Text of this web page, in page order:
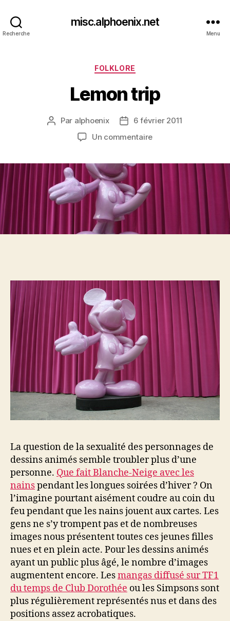
Recherche
misc.alphoenix.net
Menu
Catégories
FOLKLORE
Lemon trip
Auteur
Par alphoenix
Date6 février 2011
Un commentairesur
La question de la sexualité des personnages de
dessins animés semble troubler plus d’une
personne. Que fait Blanche-Neige avec les
nainspendant les longues soirées d’hiver ? On
l’imagine pourtant aisément coudre au coin du
feu pendant que les nains jouent aux cartes. Les
gens ne s’y trompent pas et de nombreuses
images nous présentent toutes ces jeunes filles
nues et en plein acte. Pour les dessins animés
ayant un public plus âgé, le nombre d’images
augmentent encore. Lesmangas diffusé sur TF1
du temps de Club Dorothée ou les Simpsons sont
plus régulièrement représentés nus et dans des
positions assez acrobatiques.